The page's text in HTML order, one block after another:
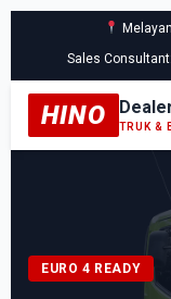
Sales
HINO TRUK &
EURO 4 READY